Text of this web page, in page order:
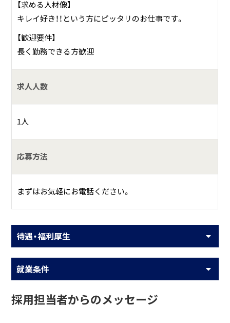
【求める人材像】
キレイ好き！！という方にピッタリのお仕事です。
【歓迎要件】
長く勤務できる方歓迎
求人人数
1人
応募方法
まずはお気軽にお電話ください。
待遇・福利厚生
就業条件
採用担当者からのメッセージ